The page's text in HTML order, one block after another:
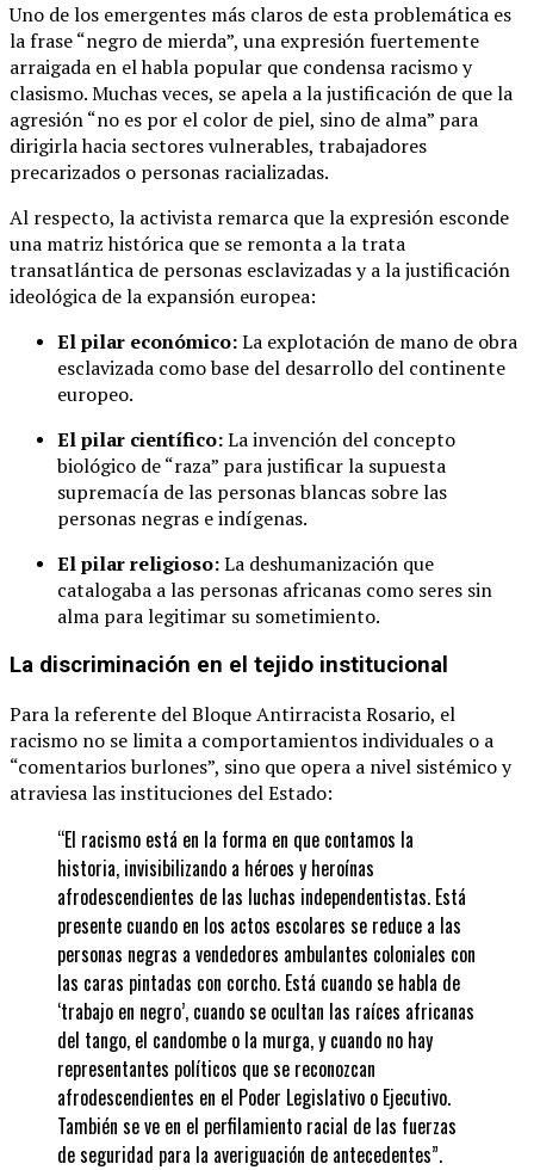
Uno de los emergentes más claros de esta problemática es
la frase “negro de mierda”, una expresión fuertemente
arraigada en el habla popular que condensa racismo y
clasismo. Muchas veces, se apela a la justificación de que la
agresión “no es por el color de piel, sino de alma” para
dirigirla hacia sectores vulnerables, trabajadores
precarizados o personas racializadas.
Al respecto, la activista remarca que la expresión esconde
una matriz histórica que se remonta a la trata
transatlántica de personas esclavizadas y a la justificación
ideológica de la expansión europea:
El pilar económico:La explotación de mano de obra
esclavizada como base del desarrollo del continente
europeo.
El pilar científico:La invención del concepto
biológico de “raza” para justificar la supuesta
supremacía de las personas blancas sobre las
personas negras e indígenas.
El pilar religioso:La deshumanización que
catalogaba a las personas africanas como seres sin
alma para legitimar su sometimiento.
La discriminación en el tejido institucional
Para la referente del Bloque Antirracista Rosario, el
racismo no se limita a comportamientos individuales o a
“comentarios burlones”, sino que opera a nivel sistémico y
atraviesa las instituciones del Estado:
“El racismo está en la forma en que contamos la
historia, invisibilizando a héroes y heroínas
afrodescendientes de las luchas independentistas. Está
presente cuando en los actos escolares se reduce a las
personas negras a vendedores ambulantes coloniales con
las caras pintadas con corcho. Está cuando se habla de
‘trabajo en negro’, cuando se ocultan las raíces africanas
del tango, el candombe o la murga, y cuando no hay
representantes políticos que se reconozcan
afrodescendientes en el Poder Legislativo o Ejecutivo.
También se ve en el perfilamiento racial de las fuerzas
de seguridad para la averiguación de antecedentes”.